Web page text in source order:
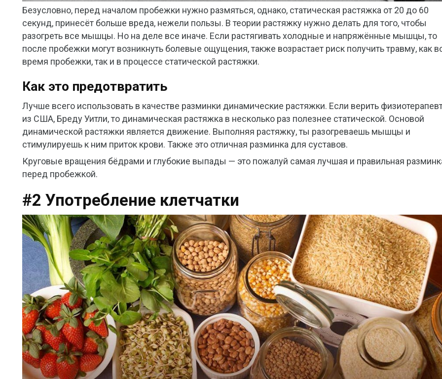
Безусловно, перед началом пробежки нужно размяться, однако, статическая растяжка от 20 до 60
секунд, принесёт больше вреда, нежели пользы. В теории растяжку нужно делать для того, чтобы
разогреть все мышцы. Но на деле все иначе. Если растягивать холодные и напряжённые мышцы, то
после пробежки могут возникнуть болевые ощущения, также возрастает риск получить травму, как
время пробежки, так и в процессе статической растяжки.
Как это предотвратить
Лучше всего использовать в качестве разминки динамические растяжки. Если верить
из США, Бреду Уитли, то динамическая растяжка в несколько раз полезнее статической. Основой
динамической растяжки является движение. Выполняя растяжку, ты разогреваешь мышцы и
стимулируешь к ним приток крови. Также это отличная разминка для суставов.
Круговые вращения бёдрами и глубокие выпады — это пожалуй самая лучшая и правильная
перед пробежкой.
#2 Употребление клетчатки